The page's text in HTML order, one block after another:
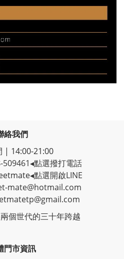
絡我們
| 14:00-21:00
509461◂點選撥打電話
◂點選開啟LINE
mate@hotmail.com
兩個世代的三十年跨越
門市資訊